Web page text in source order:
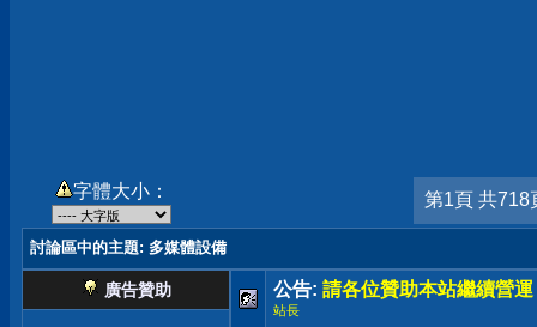
字體大小： 第1頁 共718
討論區中的主題: 多媒體設備
廣告贊助 公告: 請各位贊助本站繼續營運
站長